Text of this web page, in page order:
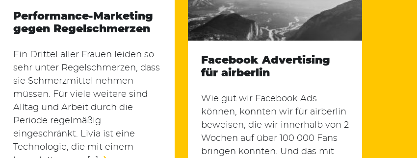
Performance-Marketing
gegen Regelschmerzen
Ein Drittel aller Frauen leiden so
sehr unter Regelschmerzen, dass
sie Schmerzmittel nehmen
müssen. Für viele weitere sind
Alltag und Arbeit durch die
Periode regelmäßig
eingeschränkt. Livia ist eine
Technologie, die mit einem
Facebook Advertising
für airberlin
Wie gut wir Facebook Ads
können, konnten wir für airberlin
beweisen, die wir innerhalb von 2
Wochen auf über 100 000 Fans
bringen konnten. Und das mit